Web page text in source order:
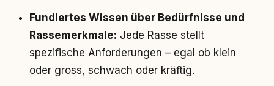
Fundiertes Wissen über Bedürfnisse und
Rassemerkmale: Jede Rasse stellt
spezifische Anforderungen – egal ob klein
oder gross, schwach oder kräftig.